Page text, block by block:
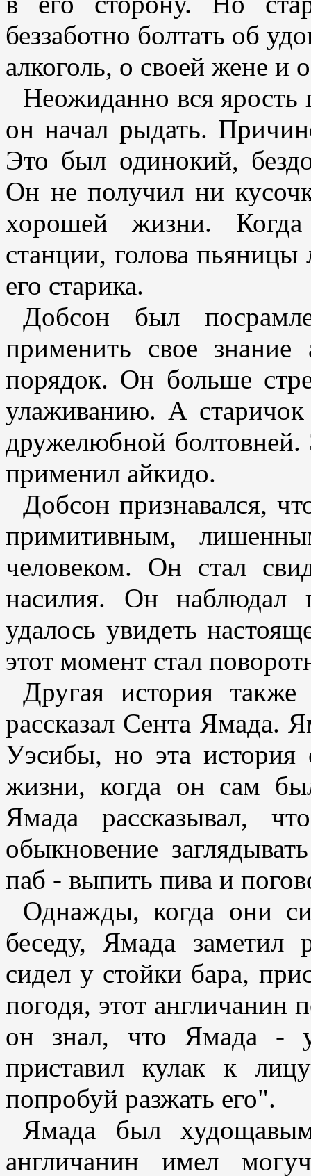
беззаботно болтать об
алкоголь, о своей жене и
Неожиданно вся ярость
он начал рыдать.
Это был одинокий,
Он не получил ни
хорошей жизни.
станции, голова
его старика.
Добсон был
применить свое
порядок. Он больше
улаживанию. А старичок
дружелюбной
применил айкидо.
Добсон признавался,
примитивным,
человеком. Он стал
насилия. Он наблюдал
удалось увидеть
этот момент стал
Другая история
рассказал Сента Ямада.
Уэсибы, но эта история
жизни, когда он сам
Ямада рассказывал,
обыкновение
паб - выпить пива и
Однажды, когда они
беседу, Ямада заметил
сидел у стойки бара,
погодя, этот
он знал, что Ямада -
приставил кулак к
попробуй разжать его".
Ямада был
англичанин имел